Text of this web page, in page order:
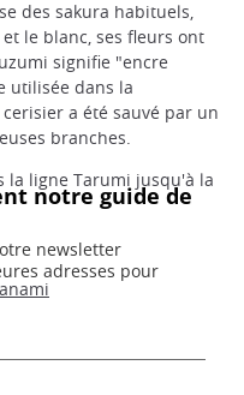
des sakura habituels,
le blanc, ses fleurs ont
signifie "encre
utilisée dans la
a été sauvé par un
branches.
la ligne Tarumi jusqu'à la